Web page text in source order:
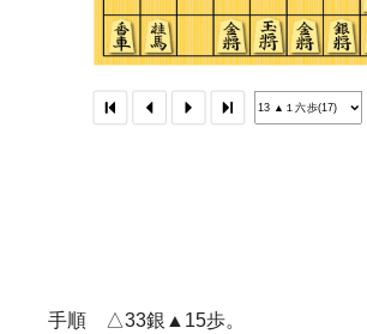
手順 △33銀▲15歩。